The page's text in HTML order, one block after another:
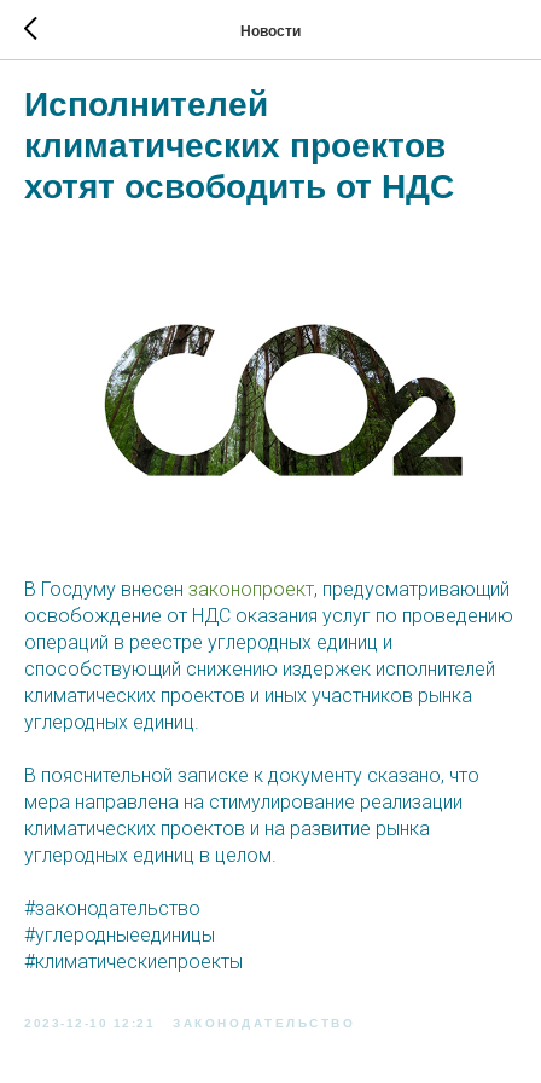
Новости
Исполнителей
климатических проектов
хотят освободить от НДС
В Госдуму внесен законопроект, предусматривающий
освобождение от НДС оказания услуг по проведению
операций в реестре углеродных единиц и
способствующий снижению издержек исполнителей
климатических проектов и иных участников рынка
углеродных единиц.
В пояснительной записке к документу сказано, что
мера направлена на стимулирование реализации
климатических проектов и на развитие рынка
углеродных единиц в целом.
#законодательство
#углеродныеединицы
#климатическиепроекты
2023-12-10 12:21 ЗАКОНОДАТЕЛЬСТВО